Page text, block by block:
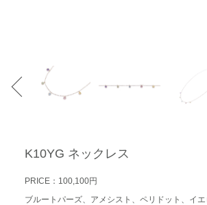
K10YG ネックレス
PRICE：100,100円
ブルートパーズ、アメシスト、ペリドット、イ